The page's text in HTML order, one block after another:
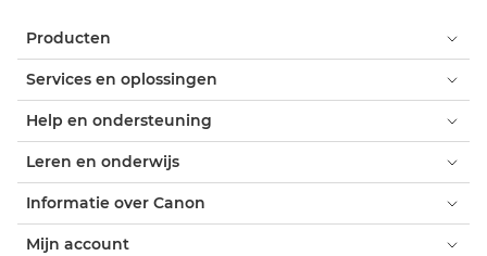
Producten
Services en oplossingen
Help en ondersteuning
Leren en onderwijs
Informatie over Canon
Mijn account